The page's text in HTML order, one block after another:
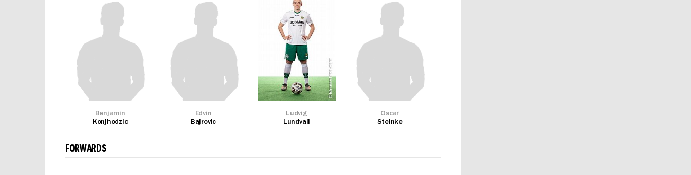
Benjamin
Konjhodzic
Edvin
Bajrovic
Ludvig
Lundvall
Oscar
Steinke
FORWARDS